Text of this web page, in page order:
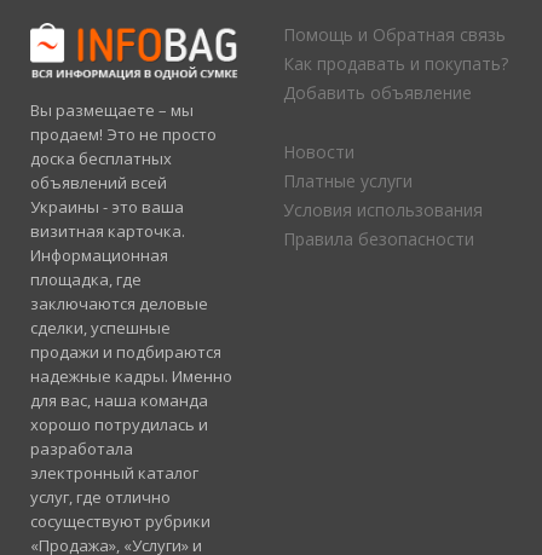
Вы размещаете – мы
продаем! Это не просто
доска бесплатных
объявлений всей
Украины - это ваша
визитная карточка.
Информационная
площадка, где
заключаются деловые
сделки, успешные
продажи и подбираются
надежные кадры. Именно
для вас, наша команда
хорошо потрудилась и
разработала
электронный каталог
услуг, где отлично
сосуществуют рубрики
«Продажа», «Услуги» и
Помощь и Обратная связь
Как продавать и покупать?
Добавить объявление
Новости
Платные услуги
Условия использования
Правила безопасности